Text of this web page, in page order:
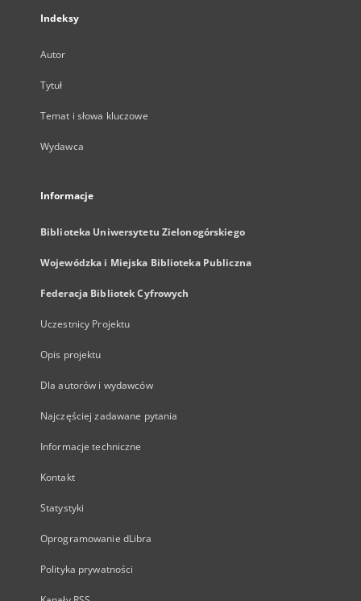
Indeksy
Autor
Tytuł
Temat i słowa kluczowe
Wydawca
Informacje
Biblioteka Uniwersytetu Zielonogórskiego
Wojewódzka i Miejska Biblioteka Publiczna
Federacja Bibliotek Cyfrowych
Uczestnicy Projektu
Opis projektu
Dla autorów i wydawców
Najczęściej zadawane pytania
Informacje techniczne
Kontakt
Statystyki
Oprogramowanie dLibra
Polityka prywatności